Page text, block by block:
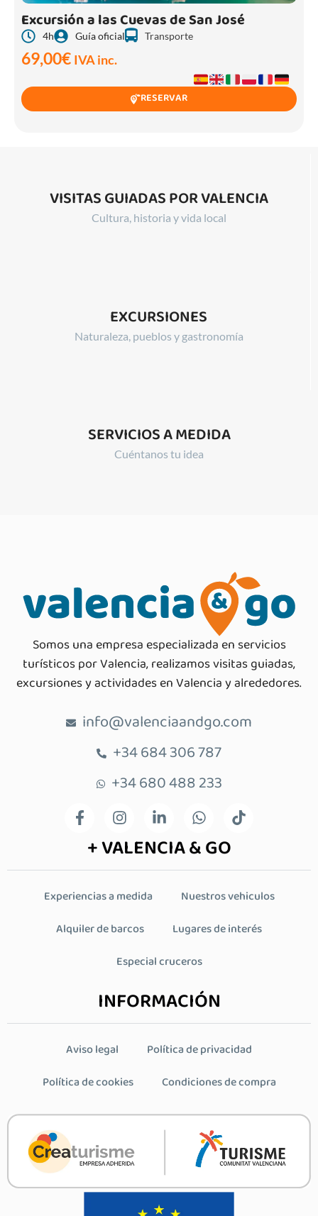
Excursión a las Cuevas de San José
4h Guía oficial Transporte
69,00€ IVA inc.
RESERVAR
VISITAS GUIADAS POR VALENCIA
Cultura, historia y vida local
EXCURSIONES
Naturaleza, pueblos y gastronomía
SERVICIOS A MEDIDA
Cuéntanos tu idea
Somos una empresa especializada en servicios
turísticos por Valencia, realizamos visitas guiadas,
excursiones y actividades en Valencia y alrededores.
info@valenciaandgo.com
+34 684 306 787
+34 680 488 233
+ VALENCIA & GO
Experiencias a medida
Nuestros vehiculos
Alquiler de barcos
Lugares de interés
Especial cruceros
INFORMACIÓN
Aviso legal
Política de privacidad
Política de cookies
Condiciones de compra